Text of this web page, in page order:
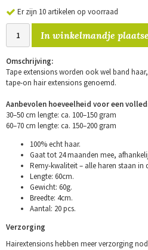
Er zijn 10 artikelen op voorraad
In winkelmandje
Omschrijving:
Tape extensions worden ook wel band
tape-on hair extensions genoemd.
Aanbevolen hoeveelheid voor een
30–50 cm lengte: ca. 100–150 gram
60–70 cm lengte: ca. 150–200 gram
100% echt haar.
Gaat tot 24 maanden mee,
Remy-kwaliteit – alle haren staan in
Lengte: 60cm.
Gewicht: 60g.
Breedte: 4cm.
Aantal: 20 pcs.
Verzorging
Hairextensions hebben meer verzorging